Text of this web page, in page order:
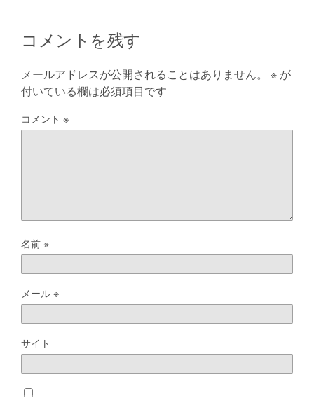
コメントを残す
メールアドレスが公開されることはありません。 ※ が
付いている欄は必須項目です
コメント ※
名前※
メール※
サイト